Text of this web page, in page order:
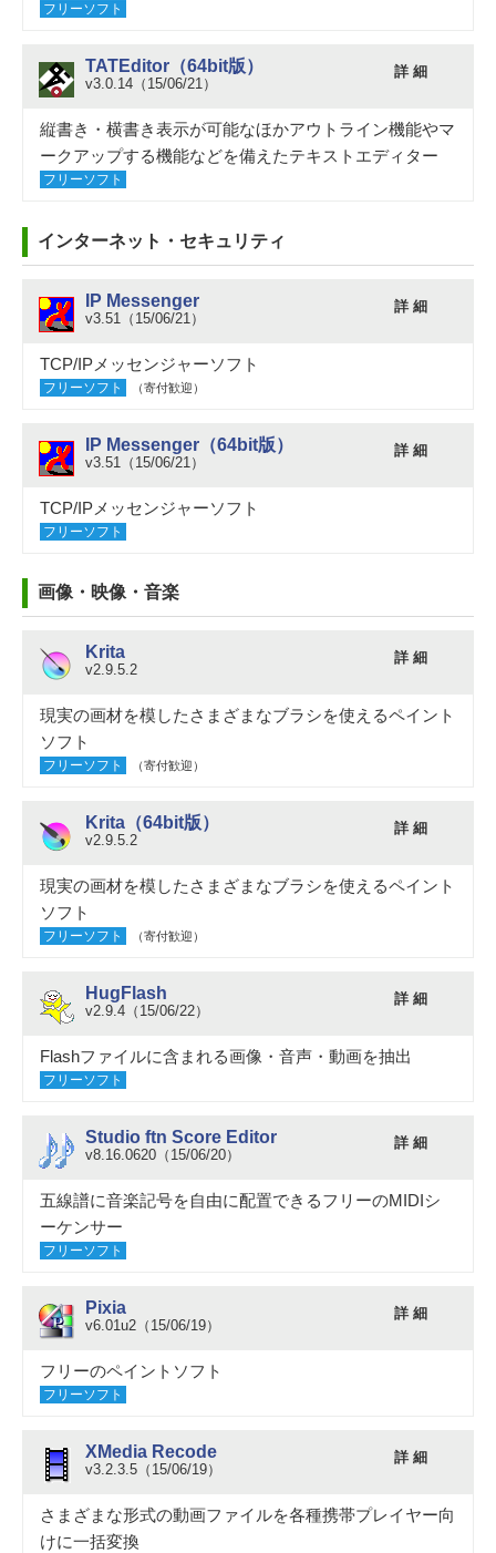
フリーソフト
TATEditor（64bit版）
v3.0.14（15/06/21）
詳 細
縦書き・横書き表示が可能なほかアウトライン機能やマ
ークアップする機能などを備えたテキストエディター
フリーソフト
インターネット・セキュリティ
IP Messenger
v3.51（15/06/21）
詳 細
TCP/IPメッセンジャーソフト
フリーソフト （寄付歓迎）
IP Messenger（64bit版）
v3.51（15/06/21）
詳 細
TCP/IPメッセンジャーソフト
フリーソフト
画像・映像・音楽
Krita
v2.9.5.2
詳 細
現実の画材を模したさまざまなブラシを使えるペイント
ソフト
フリーソフト （寄付歓迎）
Krita（64bit版）
v2.9.5.2
詳 細
現実の画材を模したさまざまなブラシを使えるペイント
ソフト
フリーソフト （寄付歓迎）
HugFlash
v2.9.4（15/06/22）
詳 細
Flashファイルに含まれる画像・音声・動画を抽出
フリーソフト
Studio ftn Score Editor
v8.16.0620（15/06/20）
詳 細
五線譜に音楽記号を自由に配置できるフリーのMIDIシ
ーケンサー
フリーソフト
Pixia
v6.01u2（15/06/19）
詳 細
フリーのペイントソフト
フリーソフト
XMedia Recode
v3.2.3.5（15/06/19）
詳 細
さまざまな形式の動画ファイルを各種携帯プレイヤー向
けに一括変換